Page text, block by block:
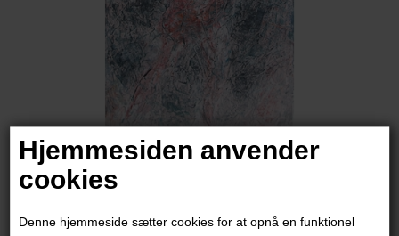
Hjemmesiden anvender
cookies
Denne hjemmeside sætter cookies for at opnå en funktionel
Lisbeth van Deurs